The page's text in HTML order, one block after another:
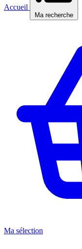
Accueil
Ma recherche
Ma sélection